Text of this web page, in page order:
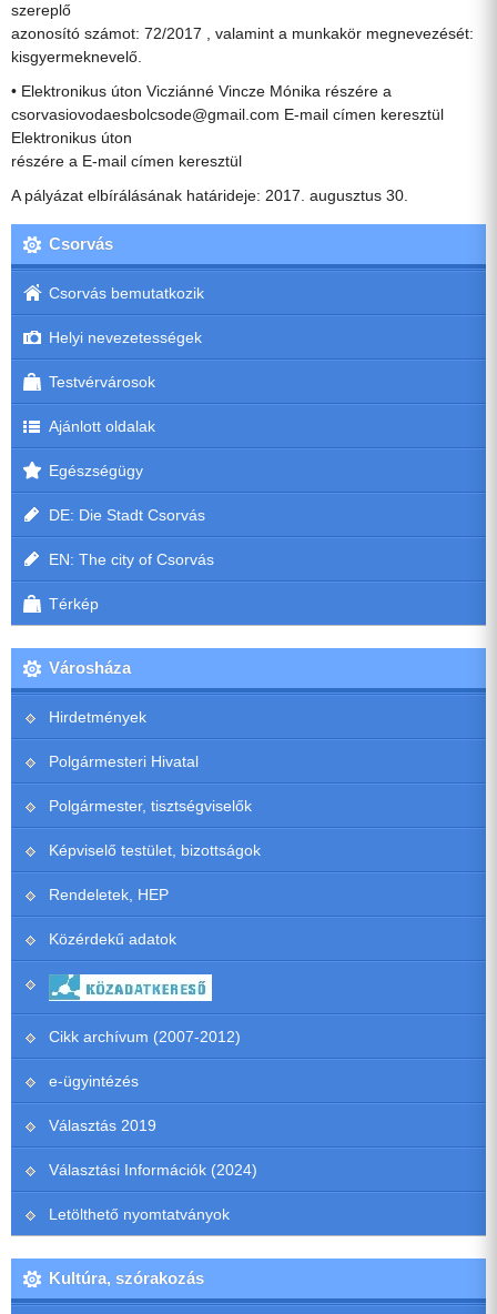
szereplő
azonosító számot: 72/2017 , valamint a munkakör megnevezését:
kisgyermeknevelő.
• Elektronikus úton Vicziánné Vincze Mónika részére a
csorvasiovodaesbolcsode@gmail.com E-mail címen keresztül
Elektronikus úton
részére a E-mail címen keresztül
A pályázat elbírálásának határideje: 2017. augusztus 30.
Csorvás
Csorvás bemutatkozik
Helyi nevezetességek
Testvérvárosok
Ajánlott oldalak
Egészségügy
DE: Die Stadt Csorvás
EN: The city of Csorvás
Térkép
Városháza
Hirdetmények
Polgármesteri Hivatal
Polgármester, tisztségviselők
Képviselő testület, bizottságok
Rendeletek, HEP
Közérdekű adatok
Cikk archívum (2007-2012)
e-ügyintézés
Választás 2019
Választási Információk (2024)
Letölthető nyomtatványok
Kultúra, szórakozás